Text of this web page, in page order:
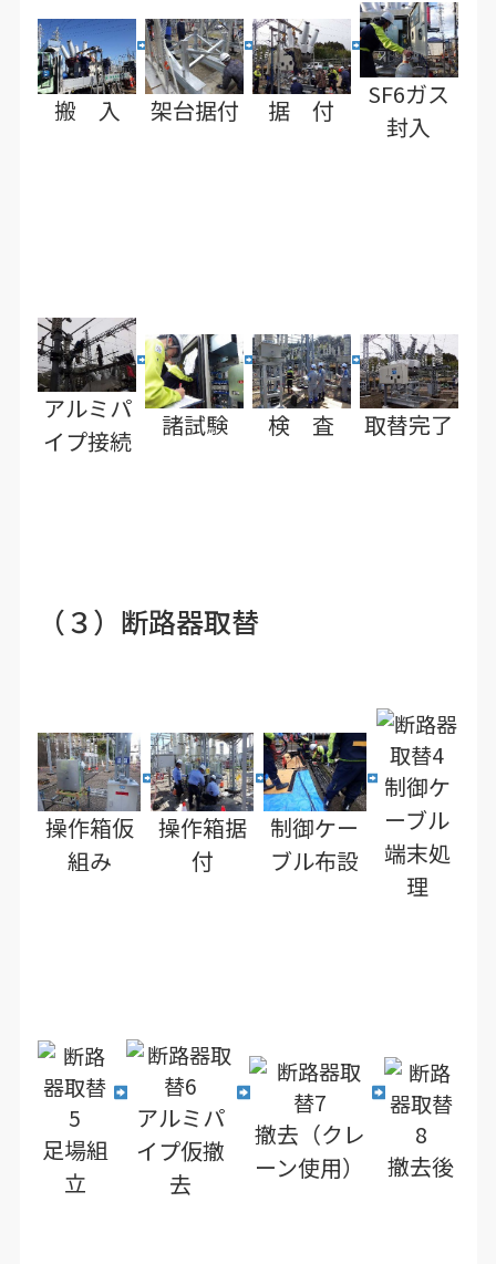
搬 入 架台据付 据 付
SF6ガス
封入
アルミパ
イプ接続
諸試験 検 査 取替完了
（３）断路器取替
操作箱仮
組み
操作箱据
付
制御ケー
ブル布設
制御ケ
ーブル
端末処
理
足場組
立
アルミパ
イプ仮撤
去
撤去（クレ
ーン使用）
撤去後